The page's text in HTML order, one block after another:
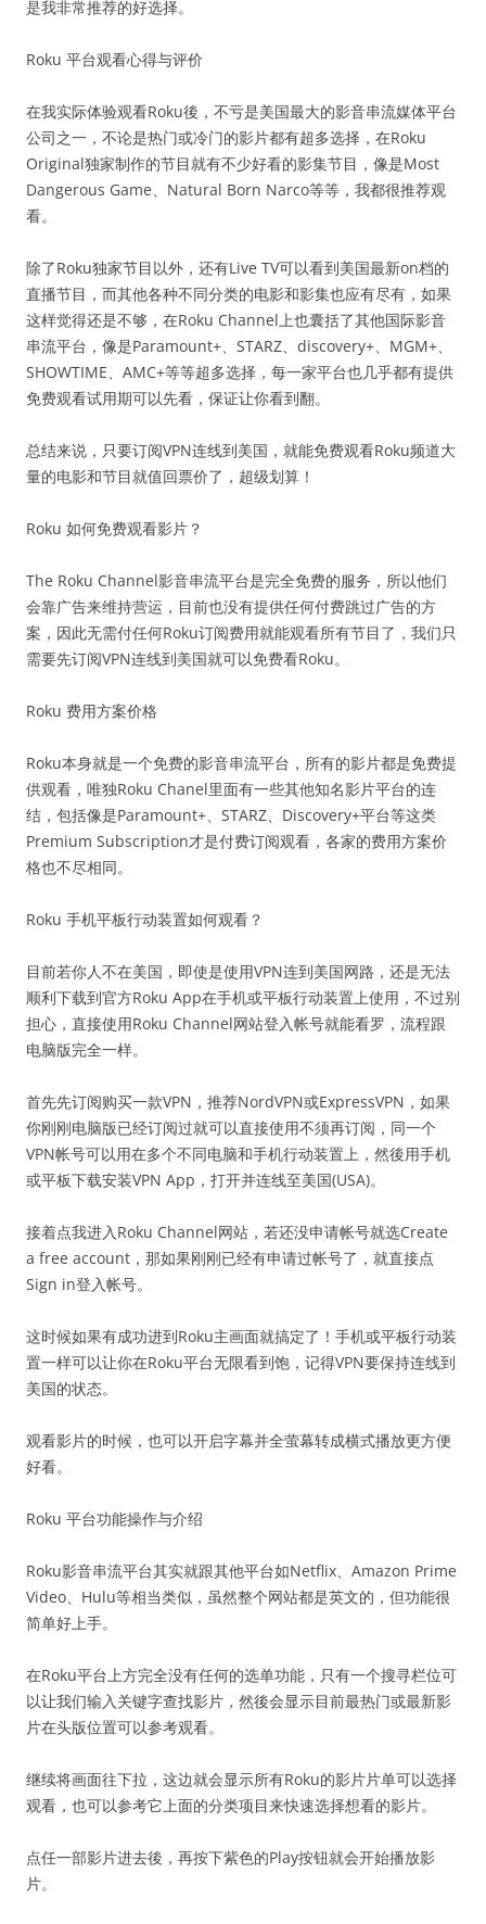
是我非常推荐的好选择。
Roku 平台观看心得与评价
在我实际体验观看Roku後，不亏是美国最大的影音串流媒体平台
公司之一，不论是热门或冷门的影片都有超多选择，在Roku
Original独家制作的节目就有不少好看的影集节目，像是Most
Dangerous Game、Natural Born Narco等等，我都很推荐观
看。
除了Roku独家节目以外，还有Live TV可以看到美国最新on档的
直播节目，而其他各种不同分类的电影和影集也应有尽有，如果
这样觉得还是不够，在Roku Channel上也囊括了其他国际影音
串流平台，像是Paramount+、STARZ、discovery+、MGM+、
SHOWTIME、AMC+等等超多选择，每一家平台也几乎都有提供
免费观看试用期可以先看，保证让你看到翻。
总结来说，只要订阅VPN连线到美国，就能免费观看Roku频道大
量的电影和节目就值回票价了，超级划算！
Roku 如何免费观看影片？
The Roku Channel影音串流平台是完全免费的服务，所以他们
会靠广告来维持营运，目前也没有提供任何付费跳过广告的方
案，因此无需付任何Roku订阅费用就能观看所有节目了，我们只
需要先订阅VPN连线到美国就可以免费看Roku。
Roku 费用方案价格
Roku本身就是一个免费的影音串流平台，所有的影片都是免费提
供观看，唯独Roku Chanel里面有一些其他知名影片平台的连
结，包括像是Paramount+、STARZ、Discovery+平台等这类
Premium Subscription才是付费订阅观看，各家的费用方案价
格也不尽相同。
Roku 手机平板行动装置如何观看？
目前若你人不在美国，即使是使用VPN连到美国网路，还是无法
顺利下载到官方Roku App在手机或平板行动装置上使用，不过别
担心，直接使用Roku Channel网站登入帐号就能看罗，流程跟
电脑版完全一样。
首先先订阅购买一款VPN，推荐NordVPN或ExpressVPN，如果
你刚刚电脑版已经订阅过就可以直接使用不须再订阅，同一个
VPN帐号可以用在多个不同电脑和手机行动装置上，然後用手机
或平板下载安装VPN App，打开并连线至美国(USA)。
接着点我进入Roku Channel网站，若还没申请帐号就选Create
a free account，那如果刚刚已经有申请过帐号了，就直接点
Sign in登入帐号。
这时候如果有成功进到Roku主画面就搞定了！手机或平板行动装
置一样可以让你在Roku平台无限看到饱，记得VPN要保持连线到
美国的状态。
观看影片的时候，也可以开启字幕并全萤幕转成横式播放更方便
好看。
Roku 平台功能操作与介绍
Roku影音串流平台其实就跟其他平台如Netflix、Amazon Prime
Video、Hulu等相当类似，虽然整个网站都是英文的，但功能很
简单好上手。
在Roku平台上方完全没有任何的选单功能，只有一个搜寻栏位可
以让我们输入关键字查找影片，然後会显示目前最热门或最新影
片在头版位置可以参考观看。
继续将画面往下拉，这边就会显示所有Roku的影片片单可以选择
观看，也可以参考它上面的分类项目来快速选择想看的影片。
点任一部影片进去後，再按下紫色的Play按钮就会开始播放影
片。